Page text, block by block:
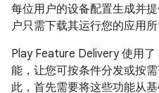
每位用户的设备配置生成并
户只需下载其运行您的应用所
Play Feature Delivery 使用
能，让您可按条件分发或按
此，首先需要将这些功能从